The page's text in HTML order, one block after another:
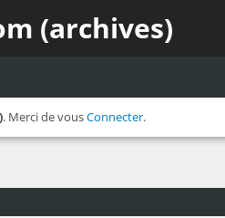
(archives)
. Merci de vousConnecter.